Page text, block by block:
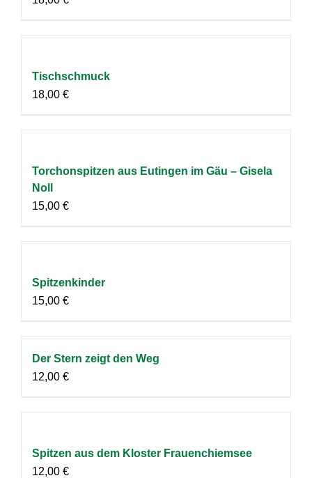
Tischschmuck
18,00 €
Torchonspitzen aus Eutingen im Gäu – Gisela
Noll
15,00 €
Spitzenkinder
15,00 €
Der Stern zeigt den Weg
12,00 €
Spitzen aus dem Kloster Frauenchiemsee
12,00 €